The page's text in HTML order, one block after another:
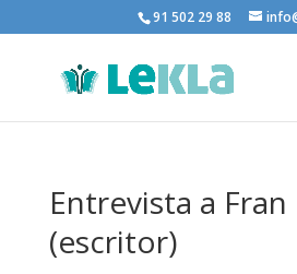
91 502 29 88
Entrevista a Fran
(escritor)